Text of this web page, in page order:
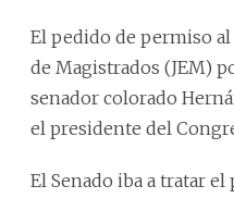
El pedido de permiso
de Magistrados (JEM)
senador colorado
el presidente del
El Senado iba a tratar